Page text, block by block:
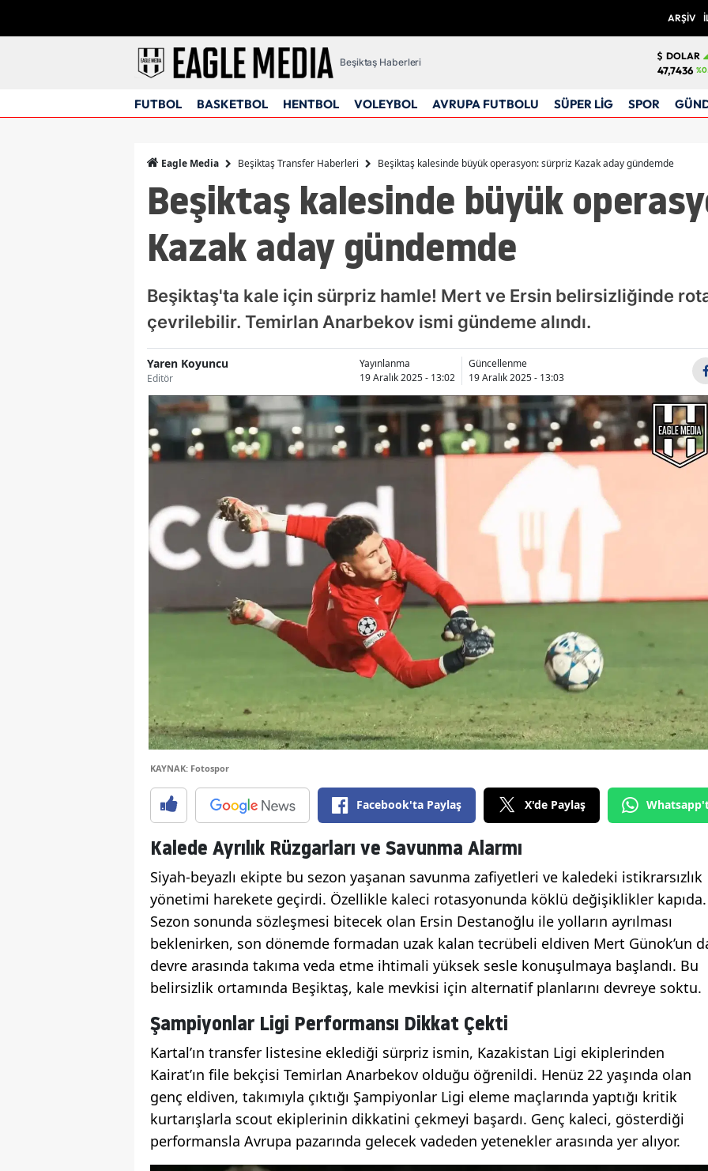
ARŞİV
Beşiktaş Haberleri
DOLAR
47,7436
FUTBOL BASKETBOL HENTBOL VOLEYBOL AVRUPA FUTBOLU SÜPER LİG SPOR
Eagle Media Beşiktaş Transfer Haberleri Beşiktaş kalesinde büyük operasyon: sürpriz Kazak aday gündemde
Beşiktaş kalesinde büyük
Kazak aday gündemde
Beşiktaş'ta kale için sürpriz hamle! Mert ve Ersin belirsizliğinde
çevrilebilir. Temirlan Anarbekov ismi gündeme alındı.
Yaren Koyuncu
Editör
Yayınlanma
19 Aralık 2025 - 13:02
Güncellenme
19 Aralık 2025 - 13:03
KAYNAK: Fotospor
Facebook'ta Paylaş X'de Paylaş
Kalede Ayrılık Rüzgarları ve Savunma Alarmı
Siyah-beyazlı ekipte bu sezon yaşanan savunma zafiyetleri ve kaledeki istikrarsızlık
yönetimi harekete geçirdi. Özellikle kaleci rotasyonunda köklü değişiklikler kapıda.
Sezon sonunda sözleşmesi bitecek olan Ersin Destanoğlu ile yolların ayrılması
beklenirken, son dönemde formadan uzak kalan tecrübeli eldiven Mert Günok’un
devre arasında takıma veda etme ihtimali yüksek sesle konuşulmaya başlandı. Bu
belirsizlik ortamında Beşiktaş, kale mevkisi için alternatif planlarını devreye soktu.
Şampiyonlar Ligi Performansı Dikkat Çekti
Kartal’ın transfer listesine eklediği sürpriz ismin, Kazakistan Ligi ekiplerinden
Kairat’ın file bekçisi Temirlan Anarbekov olduğu öğrenildi. Henüz 22 yaşında olan
genç eldiven, takımıyla çıktığı Şampiyonlar Ligi eleme maçlarında yaptığı kritik
kurtarışlarla scout ekiplerinin dikkatini çekmeyi başardı. Genç kaleci, gösterdiği
performansla Avrupa pazarında gelecek vadeden yetenekler arasında yer alıyor.